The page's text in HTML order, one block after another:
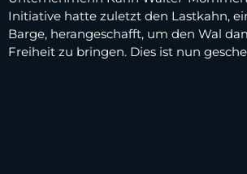
Initiative hatte zuletzt den Lastkahn,
Barge, herangeschafft, um den Wal
Freiheit zu bringen. Dies ist nun